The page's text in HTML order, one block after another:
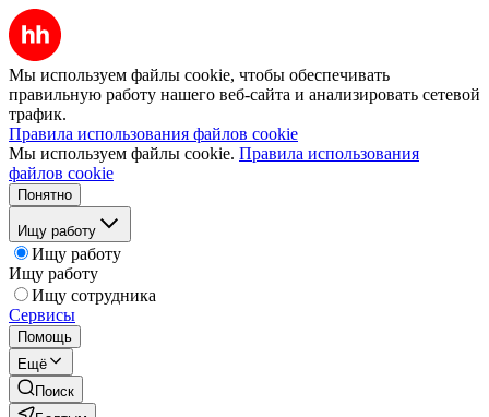
Мы используем файлы cookie, чтобы обеспечивать
правильную работу нашего веб-сайта и анализировать сетевой
трафик.
Правила использования файлов cookie
Мы используем файлы cookie. Правила использования
файлов cookie
Понятно
Ищу работу
Ищу работу
Ищу работу
Ищу сотрудника
Сервисы
Помощь
Ещё
Поиск